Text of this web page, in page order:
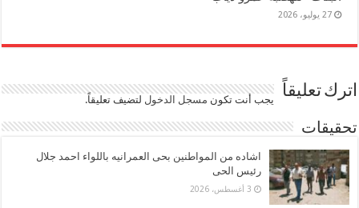
27 يوليو، 2026
اترك تعليقاً يجب أنت تكون مسجل الدخول لتضيف تعليقاً.
تحقيقات
اشاده من المواطنين بحى العمرانيه باللواء احمد جلال
رئيس الحى
3 أغسطس، 2026